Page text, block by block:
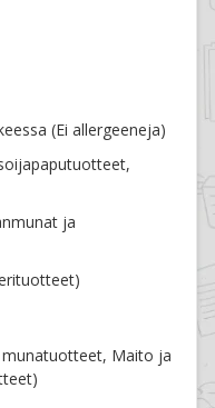
(Ei allergeeneja)
ja
munatuotteet, Maito ja